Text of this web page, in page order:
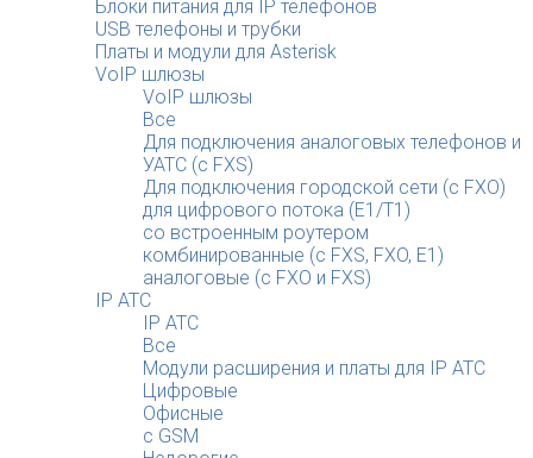
Блоки питания для IP телефонов
USB телефоны и трубки
Платы и модули для Asterisk
VoIP шлюзы
VoIP шлюзы
Все
Для подключения аналоговых телефонов и
УАТС (с FXS)
Для подключения городской сети (с FXO)
для цифрового потока (E1/T1)
со встроенным роутером
комбинированные (c FXS, FXO, E1)
аналоговые (с FXO и FXS)
IP АТС
IP АТС
Все
Модули расширения и платы для IP АТС
Цифровые
Офисные
с GSM